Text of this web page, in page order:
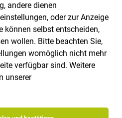
andere dienen
oder zur Anzeige
können selbst entscheiden,
wollen. Bitte beachten Sie,
womöglich nicht mehr
verfügbar sind. Weitere
unserer